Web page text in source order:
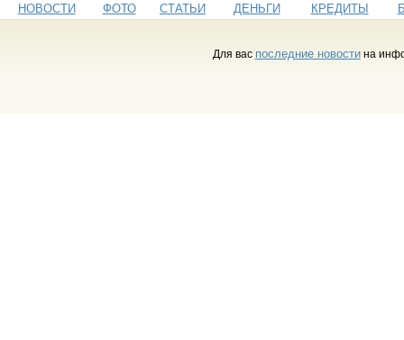
НОВОСТИ ФОТО СТАТЬИ ДЕНЬГИ КРЕДИТЫ
Для вас последние новостина